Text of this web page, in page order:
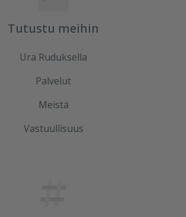
Tutustu meihin
Ura Ruduksella
Palvelut
Meistä
Vastuullisuus